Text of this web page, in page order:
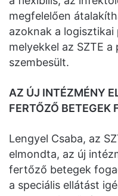
megfelelően
azoknak a logisztikai
melyekkel az SZTE a
szembesült.
AZ ÚJ INTÉZMÉNY
FERTŐZŐ BETEGEK
Lengyel Csaba, az
elmondta, az új
fertőző betegek
a speciális ellátást